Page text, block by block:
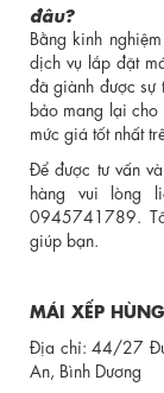
đâu?
Bằng kinh
dịch vụ lắp đặt
đã giành được sự
bảo mang lại cho
mức giá tốt nhất
Để được tư vấn
hàng vui lòng
0945741789.
giúp bạn.
MÁI XẾP
Địa chỉ: 44/27
An, Bình Dương